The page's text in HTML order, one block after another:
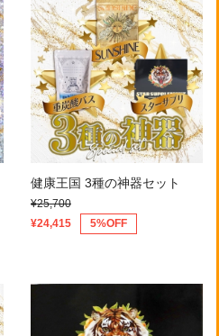
健康王国 3種の神器セット
¥25,700
¥24,415
5%OFF